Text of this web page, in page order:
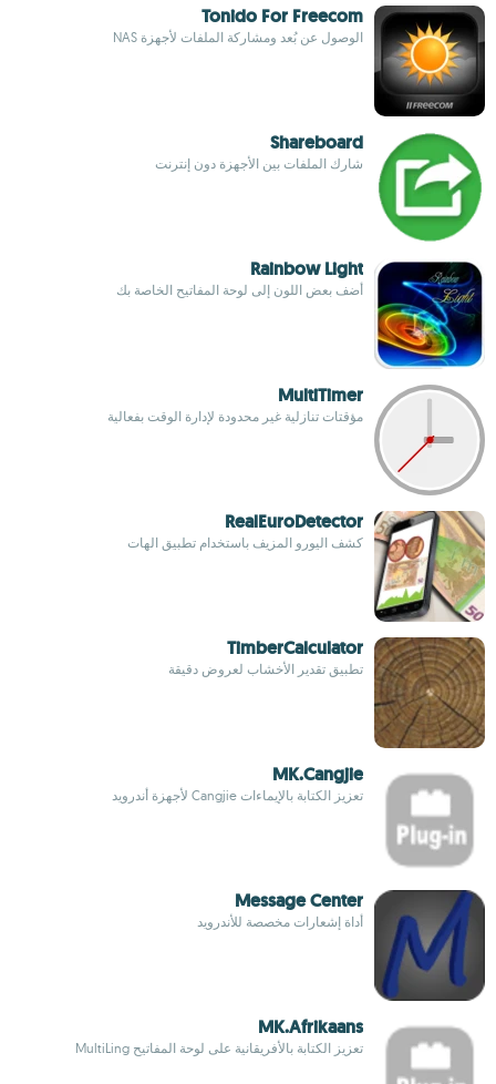
Tonido For Freecom
الوصول عن بُعد ومشاركة الملفات لأجهزة NAS
Shareboard
شارك الملفات بين الأجهزة دون إنترنت
Rainbow Light
أضف بعض اللون إلى لوحة المفاتيح الخاصة بك
MultiTimer
مؤقتات تنازلية غير محدودة لإدارة الوقت بفعالية
RealEuroDetector
كشف اليورو المزيف باستخدام تطبيق الهات
TimberCalculator
تطبيق تقدير الأخشاب لعروض دقيقة
MK.Cangjie
تعزيز الكتابة بالإيماءات Cangjie لأجهزة أندرويد
Message Center
أداة إشعارات مخصصة للأندرويد
MK.Afrikaans
تعزيز الكتابة بالأفريقانية على لوحة المفاتيح MultiLing